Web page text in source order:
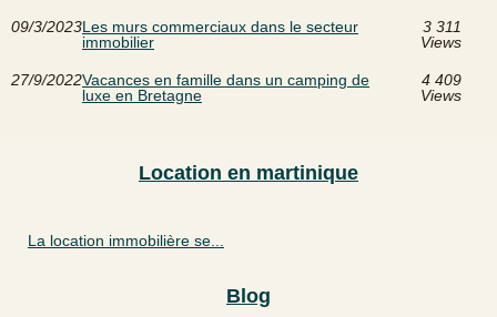
09/3/2023Les murs commerciaux dans le secteur
immobilier
3 311
Views
27/9/2022Vacances en famille dans un camping de
luxe en Bretagne
4 409
Views
Location en martinique
La location immobilière se...
Blog